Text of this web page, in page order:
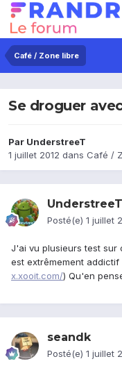
Café / Zone libre
Se droguer
Par UnderstreeT
1 juillet 2012 dans Café /
UnderstreeT
Posté(e) 1 juillet
J'ai vu plusieurs test sur
est extrêmement
x.xooit.com/) Qu'en
seandk
Posté(e) 1 juillet